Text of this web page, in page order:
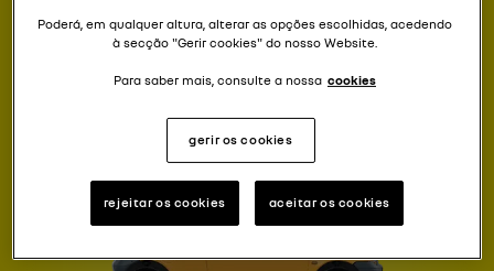
TWINGO
Poderá, em qualquer altura, alterar as opções escolhidas, acedendo
à secção "Gerir cookies" do nosso Website.
Para saber mais, consulte a nossa cookies
gerir os cookies
rejeitar os cookies aceitar os cookies